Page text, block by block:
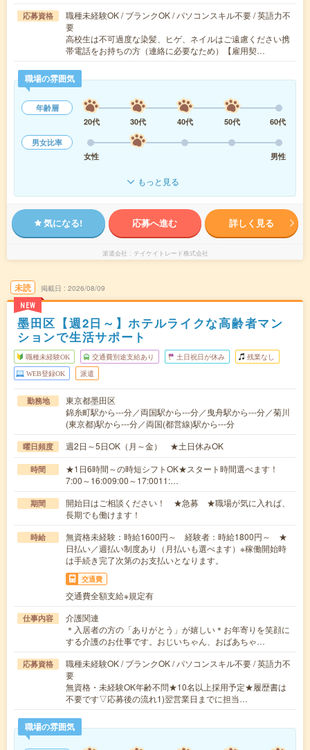
応募資格
職種未経験OK / ブランクOK / パソコンスキル不要 / 英語力不
要
高校生は不可過度な染髪、ヒゲ、ネイルはご遠慮ください携
帯電話をお持ちの方（連絡に必要なため）【雇用契…
職場の雰囲気
年齢層
20代
30代 40代 50代
60代
男女比率
女性
男性
もっと見る
気になる! 応募へ進む 詳しく見る
派遣会社 テイケイトレード株式会社
未読
NEW
掲載日 2026/08/09
墨田区【週2日～】ホテルライクな高齢者マン
ションで生活サポート
職種未経験OK 交通費別途支給あり 土日祝日が休み 残業なし
WEB登録OK 派遣
勤務地
東京都墨田区
錦糸町駅から---分／両国駅から---分／曳舟駅から---分／菊川
(東京都)駅から---分／両国(都営線)駅から---分
曜日頻度 週2日～5日OK（月～金） ★土日休みOK
時間
★1日6時間～の時短シフトOK★スタート時間選べます！
7:00～16:009:00～17:0011:…
期間
開始日はご相談ください！ ★急募 ★職場が気に入れば、
長期でも働けます！
時給
無資格未経験：時給1600円～ 経験者：時給1800円～ ★
日払い／週払い制度あり（月払いも選べます）※稼働開始時
は手続き完了次第のお支払いとなります。
交通費
交通費全額支給※規定有
仕事内容
介護関連
＊入居者の方の「ありがとう」が嬉しい＊お年寄りを笑顔に
する介護のお仕事です。おじいちゃん、おばあちゃ…
応募資格
職種未経験OK / ブランクOK / パソコンスキル不要 / 英語力不
要
無資格・未経験OK年齢不問★10名以上採用予定★履歴書は
不要です▽応募後の流れ1)翌営業日までに担当…
職場の雰囲気